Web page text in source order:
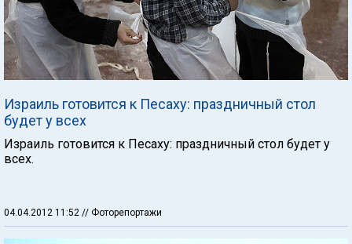
Израиль готовится к Песаху: праздничный стол
будет у всех
Израиль готовится к Песаху: праздничный стол будет у
всех.
04.04.2012 11:52 // Фоторепортажи